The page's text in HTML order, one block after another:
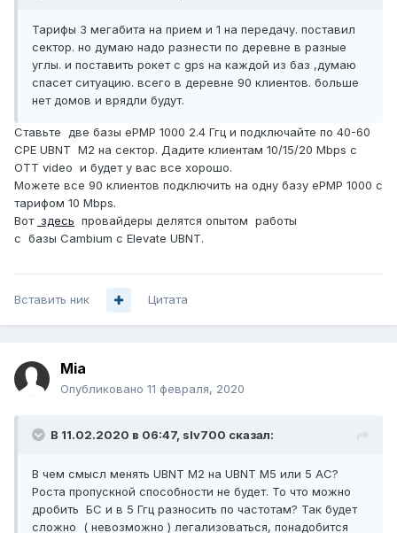
Тарифы 3 мегабита на прием и 1 на передачу. поставил
сектор. но думаю надо разнести по деревне в разные
углы. и поставить рокет с gps на каждой из баз ,думаю
спасет ситуацию. всего в деревне 90 клиентов. больше
нет домов и врядли будут.
Ставьте две базы ePMP 1000 2.4 Ггц и подключайте по 40-60
CPE UBNT M2 на сектор. Дадите клиентам 10/15/20 Mbps c
OTT video и будет у вас все хорошо.
Можете все 90 клиентов подключить на одну базу ePMP 1000 с
тарифом 10 Mbps.
Вот здесь провайдеры делятся опытом работы
с базы Cambium с Elevate UBNT.
Вставить ник Цитата
Mia
Опубликовано 11 февраля, 2020
В 11.02.2020 в 06:47, slv700 сказал:
В чем смысл менять UBNT M2 на UBNT M5 или 5 AC?
Роста пропускной способности не будет. То что можно
дробить БС и в 5 Ггц разносить по частотам? Так будет
сложно ( невозможно ) легализоваться, понадобится